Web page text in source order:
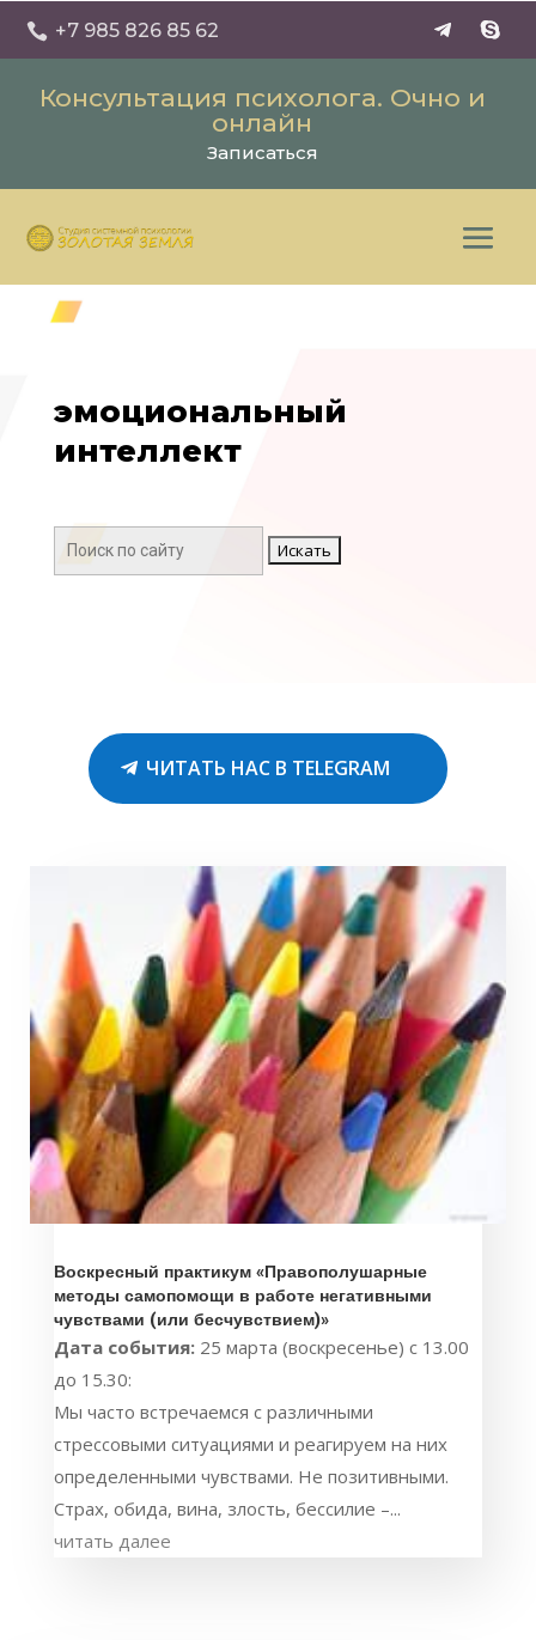
 +7 985 826 85 62
Консультация психолога. Очно и
онлайн
Записаться
эмоциональный
интеллект
Поиск:
ЧИТАТЬ НАС В TELEGRAM
Воскресный практикум «Правополушарные
методы самопомощи в работе негативными
чувствами (или бесчувствием)»
Дата события: 25 марта (воскресенье) с 13.00
до 15.30:
Мы часто встречаемся с различными
стрессовыми ситуациями и реагируем на них
определенными чувствами. Не позитивными.
Страх, обида, вина, злость, бессилие –...
читать далее